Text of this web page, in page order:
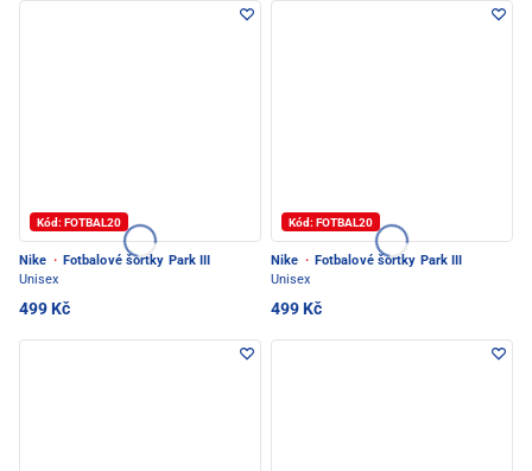
Kód: FOTBAL20
Nike · Fotbalové šortky Park III
Unisex
499 Kč
Kód: FOTBAL20
Nike · Fotbalové šortky Park III
Unisex
499 Kč